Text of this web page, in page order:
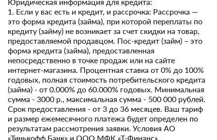
1. Если у вас есть и кредит, и рассрочка: Рассрочка —
это форма кредита (займа), при которой переплаты по
кредиту (займу) не возникает за счет скидки на товар,
предоставляемой продавцом. Пос-кредит (займ) – это
форма кредита (займа), предоставленная
непосредственно в точке продаж или на сайте
интернет-магазина. Процентная ставка от 0% до 100%
годовых, полная стоимость потребительского кредита
(займа) - от 0.000% до 60.000% годовых. Минимальная
сумма - 3000 р., максимальная сумма - 500 000 рублей.
Срок предоставления - от 3 до 36 месяцев. Ваш тариф
и размер ежемесячного платежа будет определен по
результатам рассмотрения заявки. Условия АО
«Тинькофф Банк» и ООО МФК «Т-Финанс».